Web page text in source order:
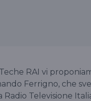
RAI vi
Ferrigno, che
Radio Televisione